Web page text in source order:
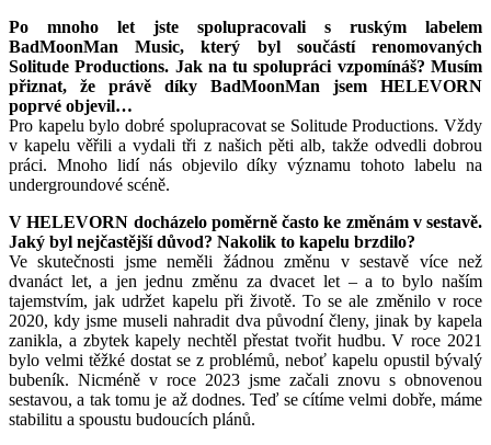
Po mnoho let jste spolupracovali s ruským labelem
BadMoonMan Music, který byl součástí renomovaných
Solitude Productions. Jak na tu spolupráci vzpomínáš? Musím
přiznat, že právě díky BadMoonMan jsem HELEVORN
poprvé objevil…
Pro kapelu bylo dobré spolupracovat se Solitude Productions. Vždy
v kapelu věřili a vydali tři z našich pěti alb, takže odvedli dobrou
práci. Mnoho lidí nás objevilo díky významu tohoto labelu na
undergroundové scéně.
V HELEVORN docházelo poměrně často ke změnám v sestavě.
Jaký byl nejčastější důvod? Nakolik to kapelu brzdilo?
Ve skutečnosti jsme neměli žádnou změnu v sestavě více než
dvanáct let, a jen jednu změnu za dvacet let – a to bylo naším
tajemstvím, jak udržet kapelu při životě. To se ale změnilo v roce
2020, kdy jsme museli nahradit dva původní členy, jinak by kapela
zanikla, a zbytek kapely nechtěl přestat tvořit hudbu. V roce 2021
bylo velmi těžké dostat se z problémů, neboť kapelu opustil bývalý
bubeník. Nicméně v roce 2023 jsme začali znovu s obnovenou
sestavou, a tak tomu je až dodnes. Teď se cítíme velmi dobře, máme
stabilitu a spoustu budoucích plánů.